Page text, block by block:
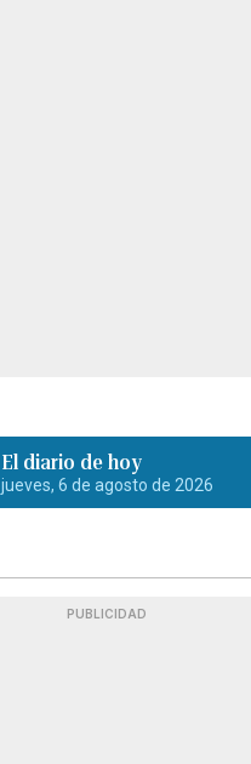
El diario de hoy
jueves, 6 de agosto de 2026
PUBLICIDAD